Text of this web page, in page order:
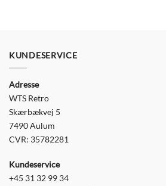
Mulighederne
KUNDESERVICE
Adresse
WTS Retro
Skærbækvej 5
7490 Aulum
CVR: 35782281
Kundeservice
+45 31 32 99 34